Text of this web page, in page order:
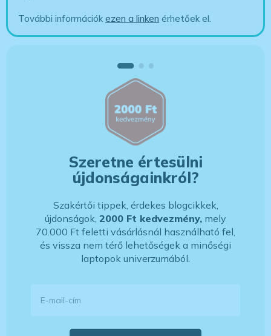
További információkezen a linken érhetőek el.
Szeretne értesülni
újdonságainkról?
Szakértői tippek, érdekes blogcikkek,
újdonságok, 2000 Ft kedvezmény, mely
70.000 Ft feletti vásárlásnál használható fel,
és vissza nem térő lehetőségek a minőségi
laptopok univerzumából.